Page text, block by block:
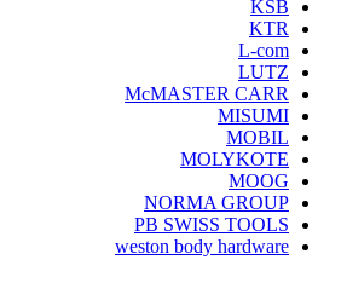
KSB
KTR
L-com
LUTZ
McMASTER CARR
MISUMI
MOBIL
MOLYKOTE
MOOG
NORMA GROUP
PB SWISS TOOLS
weston body hardware